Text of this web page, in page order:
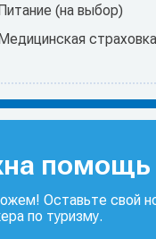
(на выбор)
помощь
Оставьте свой
по туризму.